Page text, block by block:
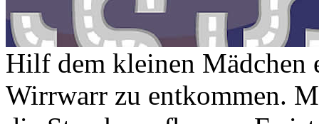
Hilf dem kleinen Mädchen
Wirrwarr zu entkommen.